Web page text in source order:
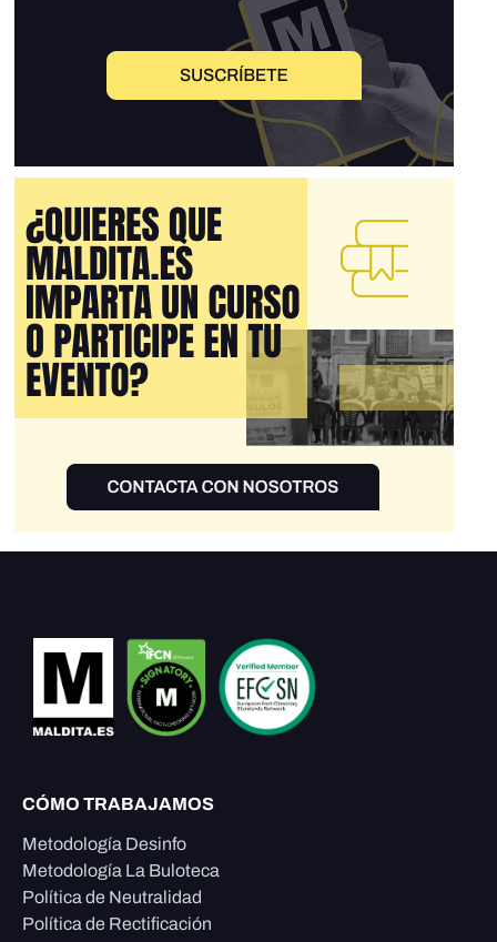
CÓMO TRABAJAMOS
Metodología Desinfo
Metodología La Buloteca
Política de Neutralidad
Política de Rectificación